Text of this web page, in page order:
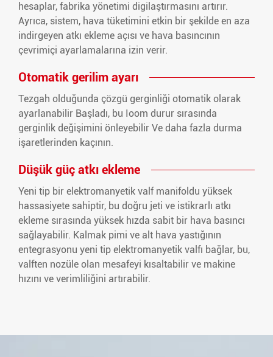
hesaplar, fabrika yönetimi digilaştırmasını artırır.
Ayrıca, sistem, hava tüketimini etkin bir şekilde en aza
indirgeyen atkı ekleme açısı ve hava basıncının
çevrimiçi ayarlamalarına izin verir.
Otomatik gerilim ayarı
Tezgah olduğunda çözgü gerginliği otomatik olarak
ayarlanabilir Başladı, bu Ioom durur sırasında
gerginlik değişimini önleyebilir Ve daha fazla durma
işaretlerinden kaçının.
Düşük güç atkı ekleme
Yeni tip bir elektromanyetik valf manifoldu yüksek
hassasiyete sahiptir, bu doğru jeti ve istikrarlı atkı
ekleme sırasında yüksek hızda sabit bir hava basıncı
sağlayabilir. Kalmak pimi ve alt hava yastığının
entegrasyonu yeni tip elektromanyetik valfı bağlar, bu,
valften nozüle olan mesafeyi kısaltabilir ve makine
hızını ve verimliliğini artırabilir.